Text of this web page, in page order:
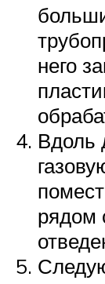
него
Вдоль
рядом